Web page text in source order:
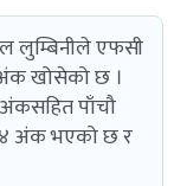
लुम्बिनीले एफसी
खोसेको छ ।
पाँचौ
अंक भएको छ र